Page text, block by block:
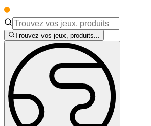
Trouvez vos jeux, produits...